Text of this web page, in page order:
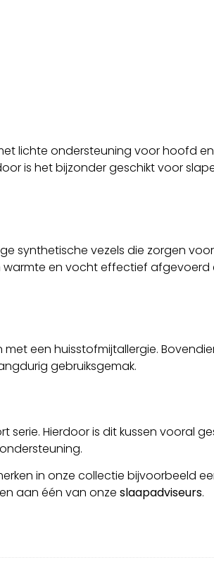
lichte ondersteuning voor hoofd en
is het bijzonder geschikt voor
synthetische vezels die zorgen
en vocht effectief afgevoerd
een huisstofmijtallergie.
gebruiksgemak.
Hierdoor is dit kussen vooral
in onze collectie bijvoorbeeld
aan één van onze slaapadviseurs.